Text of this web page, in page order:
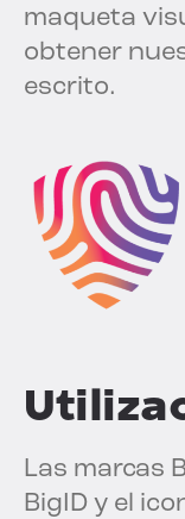
maqueta
obtener
escrito.
Las marcas
BigID y el